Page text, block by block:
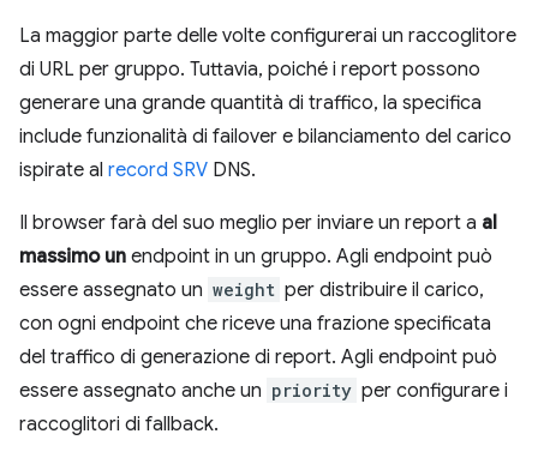
La maggior parte delle volte configurerai un raccoglitore
di URL per gruppo. Tuttavia, poiché i report possono
generare una grande quantità di traffico, la specifica
include funzionalità di failover e bilanciamento del carico
ispirate al record SRV DNS.
Il browser farà del suo meglio per inviare un report a al
massimo un endpoint in un gruppo. Agli endpoint può
essere assegnato un weight per distribuire il carico,
con ogni endpoint che riceve una frazione specificata
del traffico di generazione di report. Agli endpoint può
essere assegnato anche un priority per configurare i
raccoglitori di fallback.